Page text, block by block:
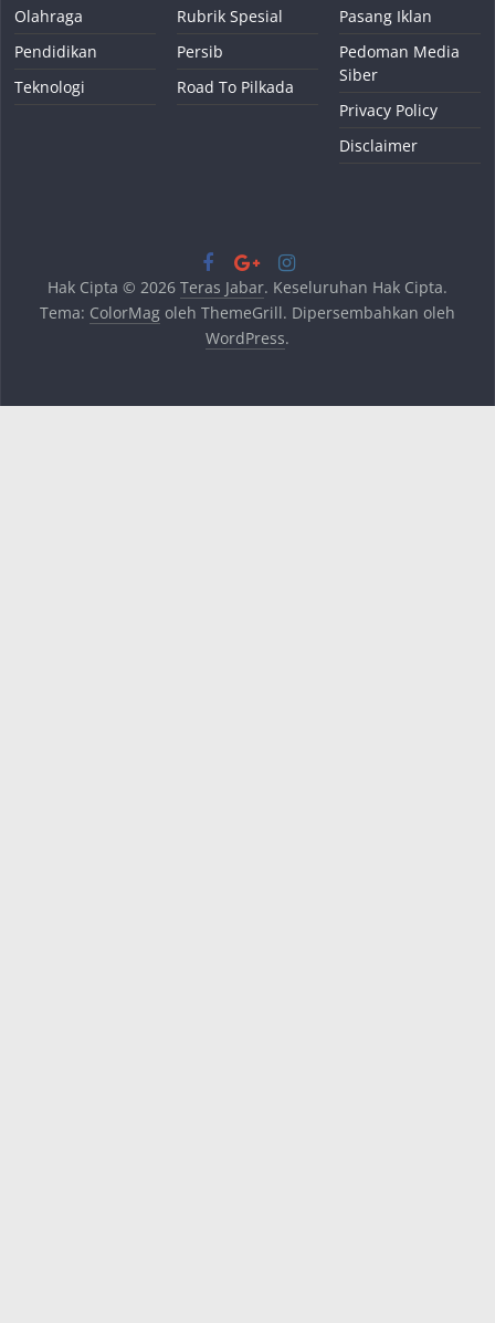
Olahraga
Pendidikan
Teknologi
Rubrik Spesial
Persib
Road To Pilkada
Pasang Iklan
Pedoman Media
Siber
Privacy Policy
Disclaimer
Hak Cipta © 2026 Teras Jabar. Keseluruhan Hak Cipta.
Tema: ColorMagoleh ThemeGrill. Dipersembahkan oleh
WordPress.